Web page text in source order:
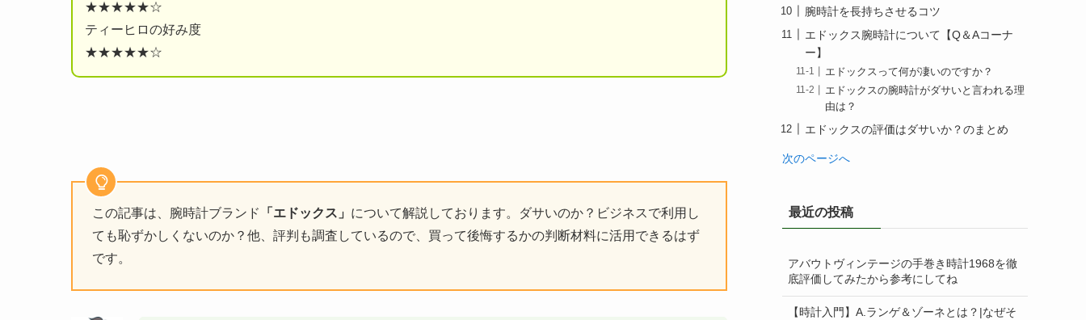
★★★★★☆
ティーヒロの好み度
★★★★★☆
この記事は、腕時計ブランド 「エドックス」 について解説しております。ダサいのか？ビジネスで利用し
ても恥ずかしくないのか？他、評判も調査しているので、買って後悔するかの判断材料に活用できるはず
です。
腕時計を長持ちさせるコツ
エドックス腕時計について【Q＆Aコーナ
ー】
エドックスって何が凄いのですか？
エドックスの腕時計がダサいと言われる理
由は？
エドックスの評価はダサいか？のまとめ
次のページへ
最近の投稿
アバウトヴィンテージの手巻き時計1968を徹
底評価してみたから参考にしてね
【時計入門】A.ランゲ＆ゾーネとは？|なぜそ